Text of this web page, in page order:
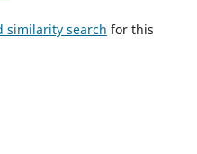
similarity search for this